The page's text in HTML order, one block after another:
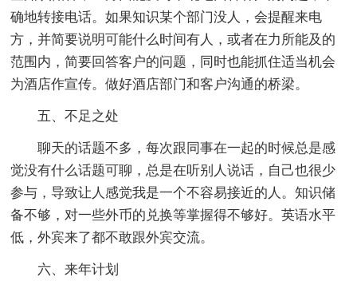
确地转接电话。如果知识某个部门没人，会提醒来电
方，并简要说明可能什么时间有人，或者在力所能及的
范围内，简要回答客户的问题，同时也能抓住适当机会
为酒店作宣传。做好酒店部门和客户沟通的桥梁。
五、不足之处
聊天的话题不多，每次跟同事在一起的时候总是感
觉没有什么话题可聊，总是在听别人说话，自己也很少
参与，导致让人感觉我是一个不容易接近的人。知识储
备不够，对一些外币的兑换等掌握得不够好。英语水平
低，外宾来了都不敢跟外宾交流。
六、来年计划